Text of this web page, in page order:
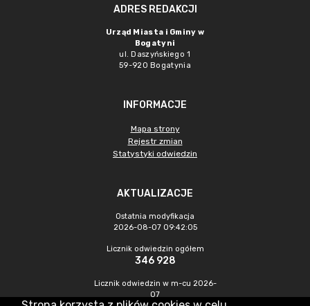
ADRES REDAKCJI
Urząd Miasta i Gminy w
Bogatyni
ul. Daszyńskiego 1
59-920 Bogatynia
INFORMACJE
Mapa strony
Rejestr zmian
Statystyki odwiedzin
AKTUALIZACJE
Ostatnia modyfikacja
2026-08-07 09:42:05
Licznik odwiedzin ogółem
346 928
Licznik odwiedzin w m-cu 2026-
07